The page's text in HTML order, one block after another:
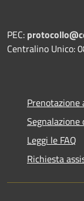
PEC:
Centralino Unico:
Segnalazione
Leggi le FAQ
Richiesta